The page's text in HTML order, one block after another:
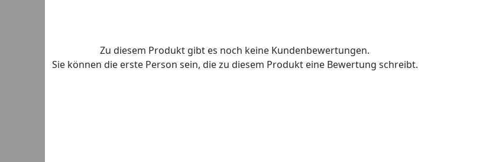
Zu diesem Produkt gibt es noch keine Kundenbewertungen.
Sie können die erste Person sein, die zu diesem Produkt eine Bewertung schreibt.